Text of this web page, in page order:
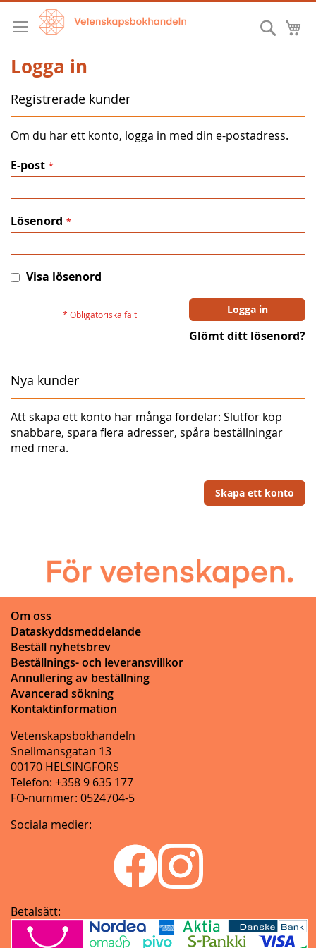
Hoppa
till
innehållet
Sök
Logga in
Registrerade kunder
Om du har ett konto, logga in med din e-postadress.
E-post
Lösenord
Visa lösenord
Logga in
Glömt ditt lösenord?
Nya kunder
Att skapa ett konto har många fördelar: Slutför köp
snabbare, spara flera adresser, spåra beställningar
med mera.
Skapa ett konto
Om oss
Dataskyddsmeddelande
Beställ nyhetsbrev
Beställnings- och leveransvillkor
Annullering av beställning
Avancerad sökning
Kontaktinformation
Vetenskapsbokhandeln
Snellmansgatan 13
00170 HELSINGFORS
Telefon: +358 9 635 177
FO-nummer: 0524704-5
Sociala medier:
Betalsätt: